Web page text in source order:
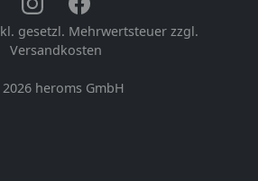
gesetzl. Mehrwertsteuer zzgl.
Versandkosten
heroms GmbH